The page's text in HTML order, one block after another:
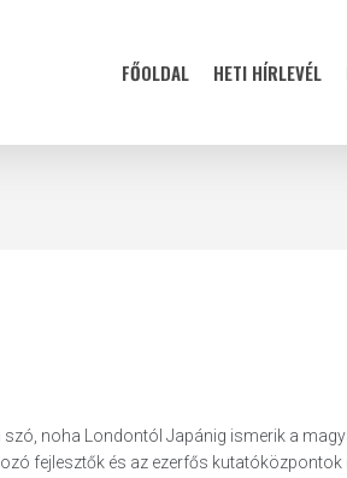
FŐOLDAL HETI HÍRLEVÉL
noha Londontól Japánig ismerik a
fejlesztők és az ezerfős